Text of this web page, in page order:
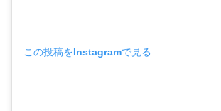
この投稿をInstagramで見る